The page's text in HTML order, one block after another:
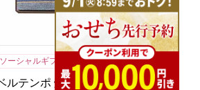
ソーシャルギフト
ルテンポ 燃え広がらないケ